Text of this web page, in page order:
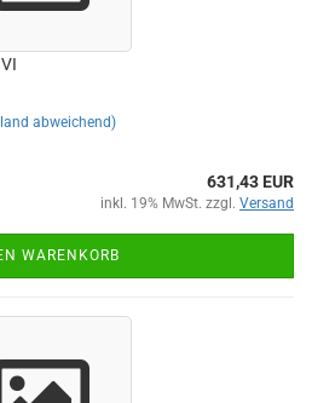
abweichend)
631,43 EUR
inkl. 19% MwSt. zzgl. Versand
WARENKORB